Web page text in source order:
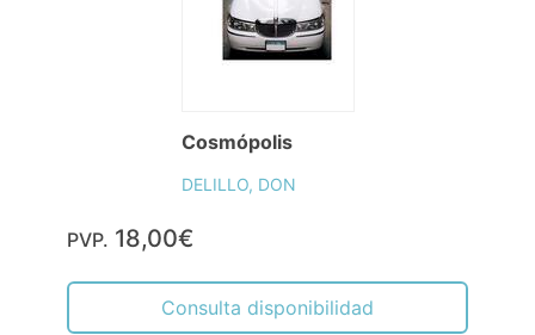
Cosmópolis
DELILLO, DON
PVP. 18,00€
Consulta disponibilidad